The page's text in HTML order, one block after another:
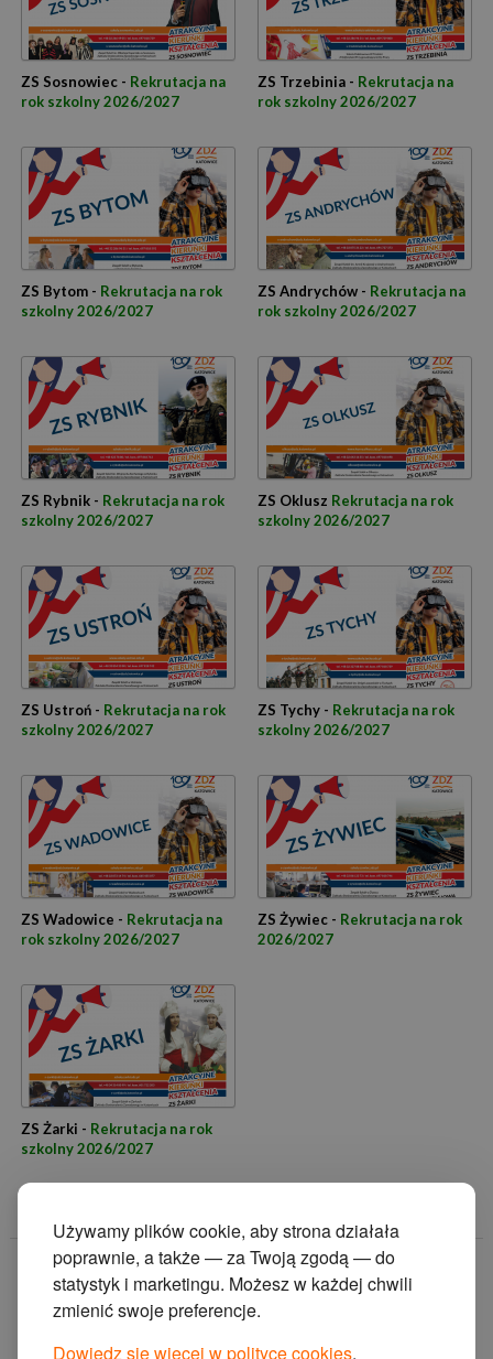
Używamy plików cookie, aby strona działała
poprawnie, a także — za Twoją zgodą — do
statystyk i marketingu. Możesz w każdej chwili
zmienić swoje preferencje.
Dowiedz się więcej w polityce cookies.
ZS Sosnowiec - Rekrutacja na
rok szkolny 2026/2027
ZS Trzebinia - Rekrutacja na
rok szkolny 2026/2027
ZS Bytom - Rekrutacja na rok
szkolny 2026/2027
ZS Andrychów - Rekrutacja na
rok szkolny 2026/2027
ZS Rybnik - Rekrutacja na rok
szkolny 2026/2027
ZS Oklusz Rekrutacja na rok
szkolny 2026/2027
ZS Ustroń - Rekrutacja na rok
szkolny 2026/2027
ZS Tychy - Rekrutacja na rok
szkolny 2026/2027
ZS Wadowice - Rekrutacja na
rok szkolny 2026/2027
ZS Żywiec - Rekrutacja na rok
2026/2027
ZS Żarki - Rekrutacja na rok
szkolny 2026/2027
© 2014 Zakład
Doskonalenia
Zawodowego w